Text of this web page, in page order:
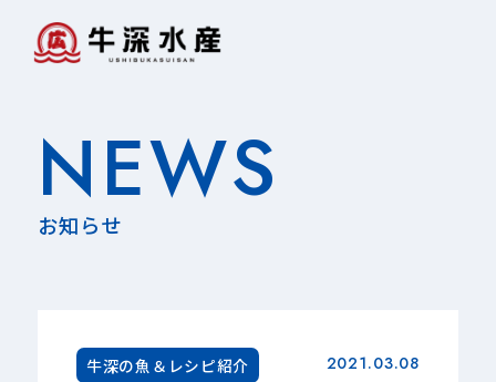
NEWS
お知らせ
牛深の魚＆レシピ紹介 2021.03.08